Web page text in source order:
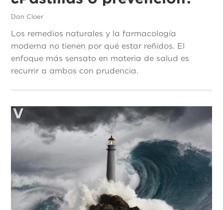
Dan Cloer
Los remedios naturales y la farmacología
moderna no tienen por qué estar reñidos. El
enfoque más sensato en materia de salud es
recurrir a ambos con prudencia.